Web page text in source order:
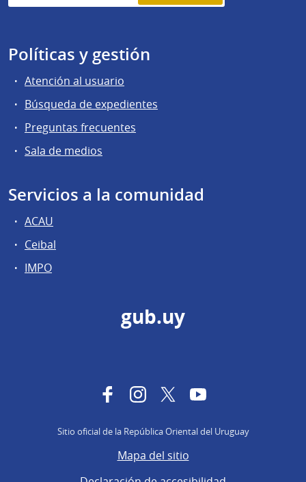
Políticas y gestión
Atención al usuario
Búsqueda de expedientes
Preguntas frecuentes
Sala de medios
Servicios a la comunidad
ACAU
Ceibal
IMPO
gub.uy
FacebookInstagram
TwitterYouTube
Sitio oficial de la República Oriental del Uruguay
Mapa del sitio